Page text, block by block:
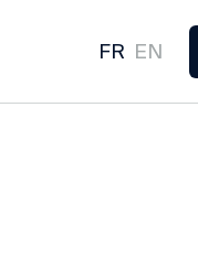
FR EN